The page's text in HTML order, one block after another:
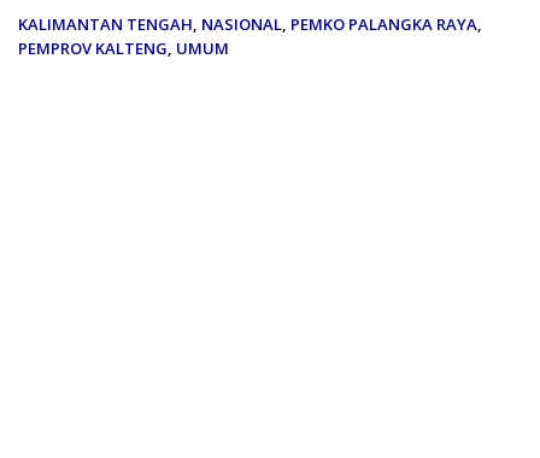
KALIMANTAN TENGAH, NASIONAL, PEMKO PALANGKA RAYA,
PEMPROV KALTENG, UMUM